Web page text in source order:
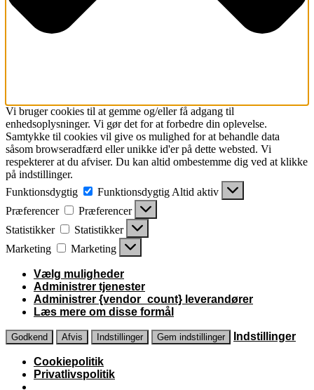
Vi bruger cookies til at gemme og/eller få adgang til
enhedsoplysninger. Vi gør det for at forbedre din oplevelse.
Samtykke til cookies vil give os mulighed for at behandle data
såsom browseradfærd eller unikke id'er på dette websted. Vi
respekterer at du afviser. Du kan altid ombestemme dig ved at klikke
på indstillinger.
Funktionsdygtig
Funktionsdygtig Altid aktiv
Præferencer
Præferencer
Statistikker
Statistikker
Marketing
Marketing
Vælg muligheder
Administrer tjenester
Administrer {vendor_count} leverandører
Læs mere om disse formål
Godkend Afvis Indstillinger Gem indstillinger Indstillinger
Cookiepolitik
Privatlivspolitik